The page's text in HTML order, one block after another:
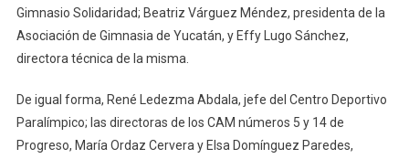
Gimnasio Solidaridad; Beatriz Várguez Méndez, presidenta de la
Asociación de Gimnasia de Yucatán, y Effy Lugo Sánchez,
directora técnica de la misma.
De igual forma, René Ledezma Abdala, jefe del Centro Deportivo
Paralímpico; las directoras de los CAM números 5 y 14 de
Progreso, María Ordaz Cervera y Elsa Domínguez Paredes,